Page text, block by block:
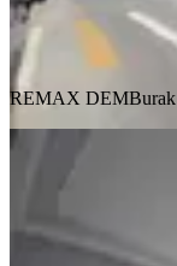
REMAX DEMBurak
Ara
REMAX DEMBurak
MANZARALI